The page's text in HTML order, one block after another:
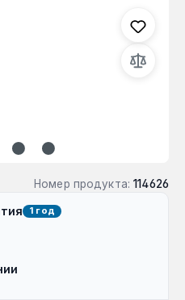
Номер продукта: 114626
1 год